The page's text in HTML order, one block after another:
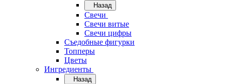
Назад
Свечи
Свечи витые
Свечи цифры
Съедобные фигурки
Топперы
Цветы
Ингредиенты
Назад